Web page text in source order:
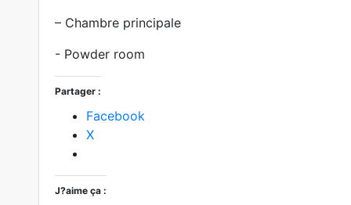
– Chambre principale
- Powder room
Partager :
Facebook
X
J?aime ça :